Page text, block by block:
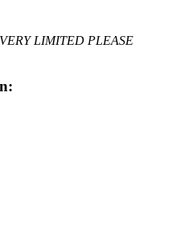
LIMITED PLEASE